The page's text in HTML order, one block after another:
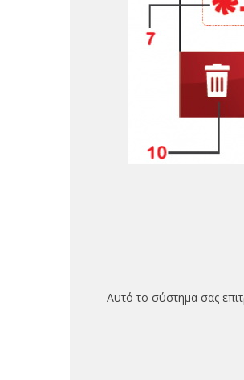
Αυτό το σύστημα σας